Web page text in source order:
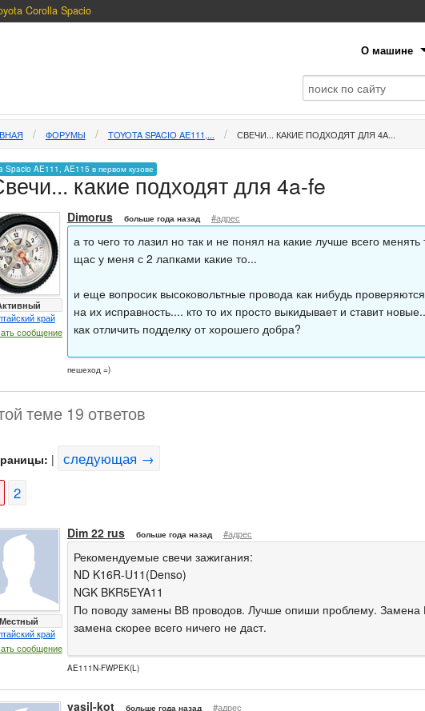
Corolla Spacio
О машине
ФОРУМЫ TOYOTA SPACIO AE111,... СВЕЧИ... КАКИЕ ПОДХОДЯТ ДЛЯ 4A...
Spacio AE111, AE115 в первом кузове
какие подходят для 4a-fe
край
сообщение
Dimorus больше года назад #адрес
а то чего то лазил но так и не понял на какие лучше всего менять
щас у меня с 2 лапками какие то...
и еще вопросик высоковольтные провода как нибудь
на их исправность.... кто то их просто выкидывает и ставит
как отличить подделку от хорошего добра?
пешеход =)
теме 19 ответов
| следующая →
2
Местный
край
сообщение
Dim 22 rus больше года назад #адрес
Рекомендуемые свечи зажигания:
ND K16R-U11(Denso)
NGK BKR5EYA11
По поводу замены ВВ проводов. Лучше опиши проблему. Замена
замена скорее всего ничего не даст.
AE111N-FWPEK(L)
vasil-kot больше года назад #адрес